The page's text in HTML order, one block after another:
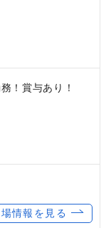
！賞与あり！
情報を見る